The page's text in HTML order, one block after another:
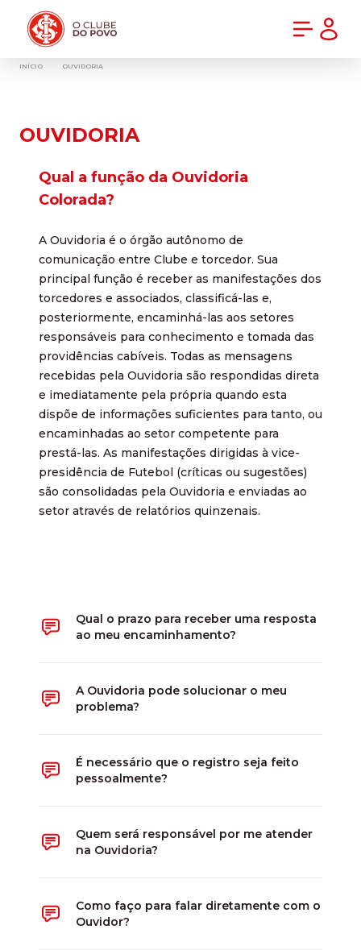
INÍCIO OUVIDORIA
OUVIDORIA
Qual a função da Ouvidoria
Colorada?
A Ouvidoria é o órgão autônomo de
comunicação entre Clube e torcedor. Sua
principal função é receber as manifestações dos
torcedores e associados, classificá-las e,
posteriormente, encaminhá-las aos setores
responsáveis para conhecimento e tomada das
providências cabíveis. Todas as mensagens
recebidas pela Ouvidoria são respondidas direta
e imediatamente pela própria quando esta
dispõe de informações suficientes para tanto, ou
encaminhadas ao setor competente para
prestá-las. As manifestações dirigidas à vice-
presidência de Futebol (críticas ou sugestões)
são consolidadas pela Ouvidoria e enviadas ao
setor através de relatórios quinzenais.
Qual o prazo para receber uma resposta
ao meu encaminhamento?
A Ouvidoria pode solucionar o meu
problema?
É necessário que o registro seja feito
pessoalmente?
Quem será responsável por me atender
na Ouvidoria?
Como faço para falar diretamente com o
Ouvidor?